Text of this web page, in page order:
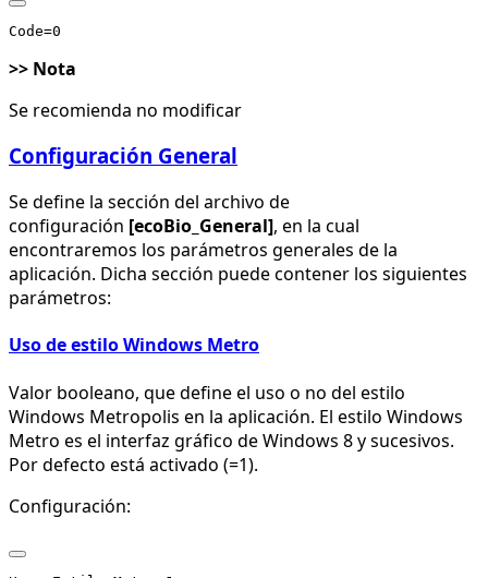
>> Nota
Se recomienda no modificar
Configuración General
Se define la sección del archivo de
configuración [ecoBio_General], en la cual
encontraremos los parámetros generales de la
aplicación. Dicha sección puede contener los siguientes
parámetros:
Uso de estilo Windows Metro
Valor booleano, que define el uso o no del estilo
Windows Metropolis en la aplicación. El estilo Windows
Metro es el interfaz gráfico de Windows 8 y sucesivos.
Por defecto está activado (=1).
Configuración: